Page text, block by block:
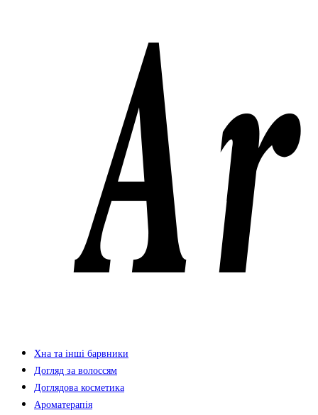
Хна та інші барвники
Догляд за волоссям
Доглядова косметика
Ароматерапія